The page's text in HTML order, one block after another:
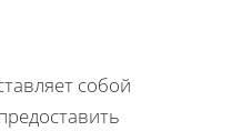
собой